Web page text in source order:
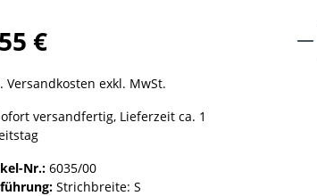
€
Versandkosten exkl. MwSt.
versandfertig, Lieferzeit ca. 1
Nr.: 6035/00
Strichbreite: S